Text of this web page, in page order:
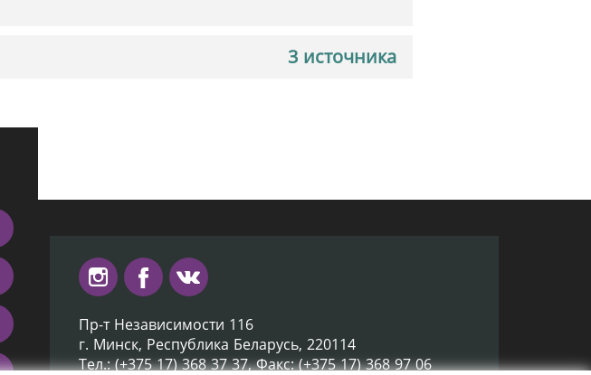
3 источника
Пр-т Независимости 116
г. Минск, Республика Беларусь, 220114
Тел.: (+375 17) 368 37 37, Факс: (+375 17) 368 97 06